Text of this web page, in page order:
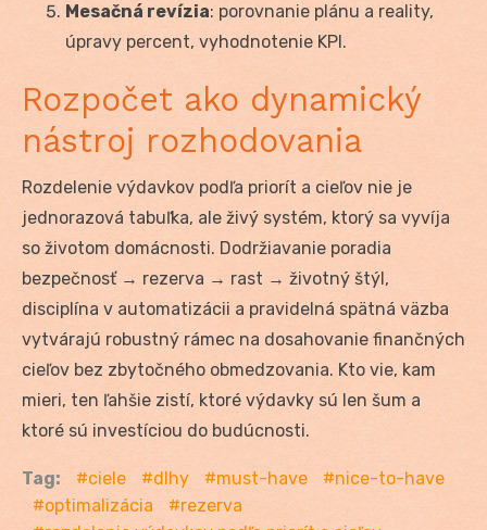
Mesačná revízia: porovnanie plánu a reality,
úpravy percent, vyhodnotenie KPI.
Rozpočet ako dynamický
nástroj rozhodovania
Rozdelenie výdavkov podľa priorít a cieľov nie je
jednorazová tabuľka, ale živý systém, ktorý sa vyvíja
so životom domácnosti. Dodržiavanie poradia
bezpečnosť → rezerva → rast → životný štýl,
disciplína v automatizácii a pravidelná spätná väzba
vytvárajú robustný rámec na dosahovanie finančných
cieľov bez zbytočného obmedzovania. Kto vie, kam
mieri, ten ľahšie zistí, ktoré výdavky sú len šum a
ktoré sú investíciou do budúcnosti.
Tag: ciele dlhy must-have
nice-to-have
optimalizácia
rezerva